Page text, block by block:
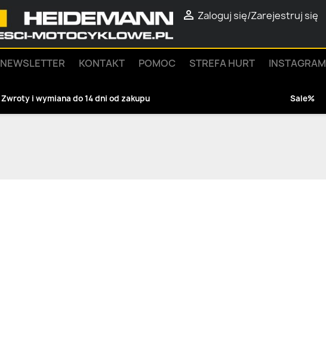
 Zaloguj się/Zarejestruj się
NEWSLETTER KONTAKT POMOC STREFA HURT INSTAGRAM
Zwroty i wymiana do 14 dni od zakupu Sale%